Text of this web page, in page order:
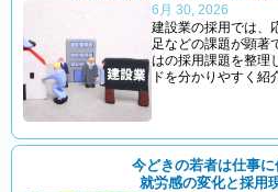
6月 30, 2026
建設業の採用では、
足などの課題が顕著
はの採用課題を整理
ドを分かりやすく紹
今どきの若者は仕事に
就労感の変化と採用